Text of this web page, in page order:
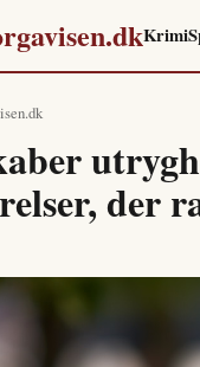
Krimi
der